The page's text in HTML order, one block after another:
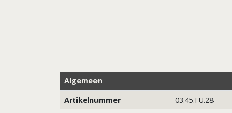
Algemeen
Artikelnummer
03.45.FU.28